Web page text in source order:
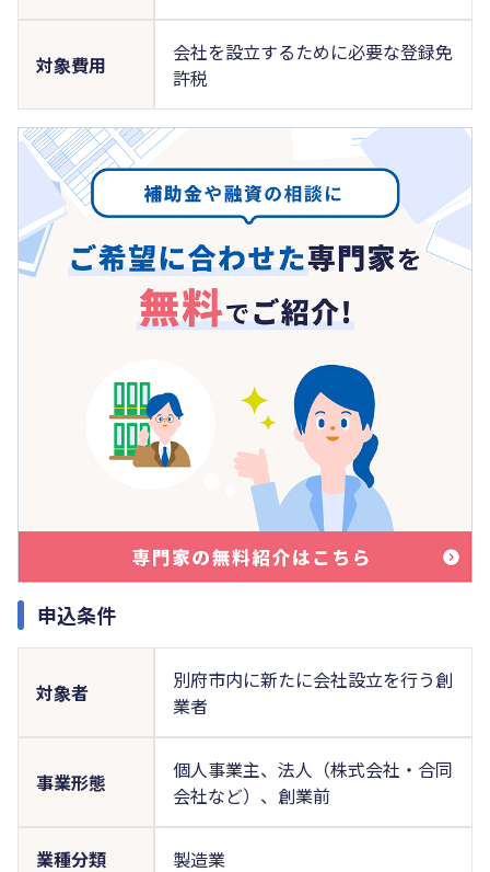
対象費用
会社を設立するために必要な登録免
許税
申込条件
対象者
別府市内に新たに会社設立を行う創
業者
事業形態
個人事業主、法人（株式会社・合同
会社など）、創業前
業種分類 製造業